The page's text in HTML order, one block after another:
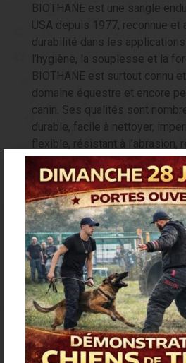
BIOTHANE est une sangle
USA depuis 1977, reconnue et
durabilité dans les
l’hygiène, la souplesse et la
BIOTHANE est surtout connu
domaine équestre et encore
canin. Ses qualités sont
durable, facile à nettoyer,
flexible, résistant à l’abrasion,
l’humidité, antistatique, léger
robuste.
L40 cm S19 mm : 6,99 €
L55 cm S25 mm : 11,30 €
Related products